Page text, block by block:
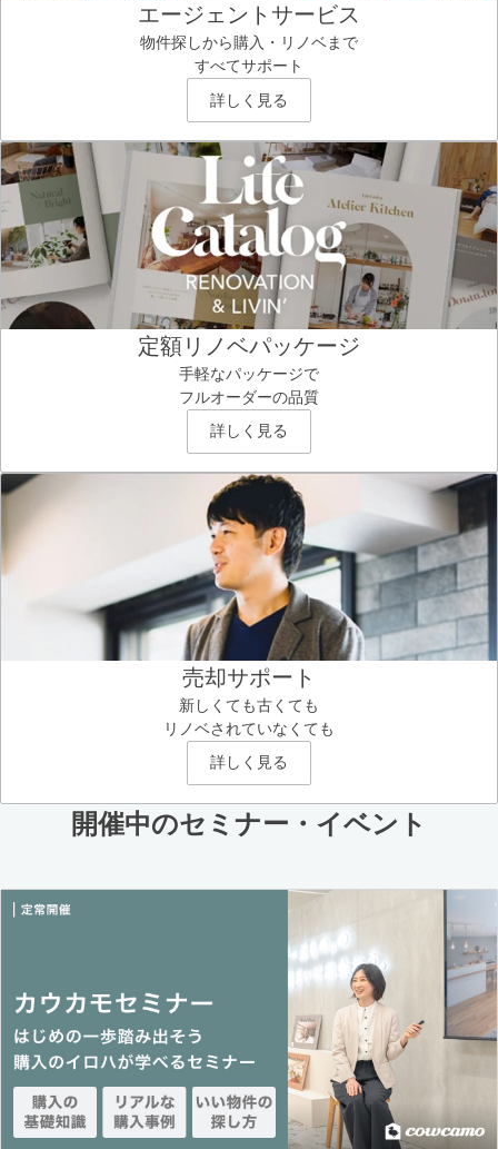
エージェントサービス
物件探しから購入・リノベまで
すべてサポート
詳しく見る
定額リノベパッケージ
手軽なパッケージで
フルオーダーの品質
詳しく見る
売却サポート
新しくても古くても
リノベされていなくても
詳しく見る
開催中のセミナー・イベント